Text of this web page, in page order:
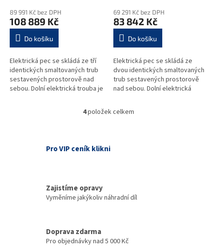
89 991 Kč bez DPH
108 889 Kč
Do košíku
Elektrická pec se skládá ze tří
identických smaltovaných trub
sestavených prostorově nad
sebou. Dolní elektrická trouba je
seřizovatelnými nožičkami.
69 291 Kč bez DPH
83 842 Kč
Do košíku
Elektrická pec se skládá ze
dvou identických smaltovaných
trub sestavených prostorově
nad sebou. Dolní elektrická
seřizovatelnými nožičkami.
Elektrické...
O
á
d
r
ý
4položek celkem
Pro VIP ceník klikni
Zajistíme opravy
Vyměníme jakýkoliv náhradní díl
Doprava zdarma
Pro objednávky nad 5 000 Kč